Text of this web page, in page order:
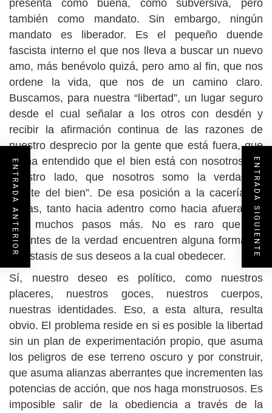
presenta como buena, como subversiva, pero
también como mandato. Sin embargo, ningún
mandato es liberador. Es el pequeño duende
fascista interno el que nos lleva a buscar un nuevo
amo, más benévolo quizá, pero amo al fin, que nos
ordene la vida, que nos de un camino claro.
Buscamos, para nuestra “libertad”, un lugar seguro
desde el cual señalar a los otros con desdén y
recibir la afirmación continua de las razones de
nuestro desprecio por la gente que está fuera, que
no ha entendido que el bien está con nosotros, de
nuestro lado, que nosotros somo la verdadera
“gente del bien”. De esa posición a la cacería de
brujas, tanto hacia adentro como hacia afuera, no
hay muchos pasos más. No es raro que los
amantes de la verdad encuentren alguna forma de
hipóstasis de sus deseos a la cual obedecer.
Sí, nuestro deseo es político, como nuestros
placeres, nuestros goces, nuestros cuerpos,
nuestras identidades. Eso, a esta altura, resulta
obvio. El problema reside en si es posible la libertad
sin un plan de experimentación propio, que asuma
los peligros de ese terreno oscuro y por construir,
que asuma alianzas aberrantes que incrementen las
potencias de acción, que nos haga monstruosos. Es
imposible salir de la obediencia a través de la
ENTRADA ANTERIOR ENTRADA SIGUIENTE